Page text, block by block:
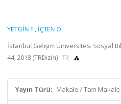
YETGİN F., İÇTEN O.
İstanbul Gelişim Üniversitesi Sosyal
44, 2018 (TRDizin)
Yayın Türü: Makale / Tam Makale